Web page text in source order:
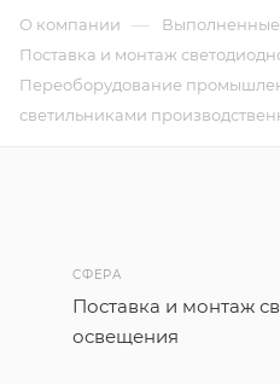
О компании —
Поставка и монтаж
Переоборудование
светильниками
СФЕРА
Поставка и монтаж
освещения